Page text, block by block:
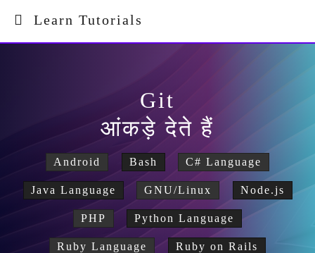
Learn Tutorials
Git
आंकड़े देते हैं
Android Bash C# Language
Java Language GNU/Linux Node.js
PHP Python Language
Ruby Language Ruby on Rails